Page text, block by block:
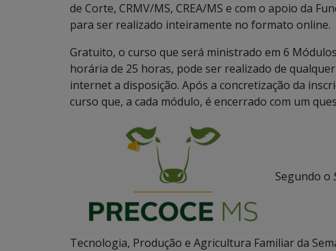
de Corte, CRMV/MS, CREA/MS e com o apoio da
para ser realizado inteiramente no formato online.
Gratuito, o curso que será ministrado em 6
horária de 25 horas, pode ser realizado de
internet a disposição. Após a concretização da
curso que, a cada módulo, é encerrado com um
Segundo o
Tecnologia, Produção e Agricultura Familiar da